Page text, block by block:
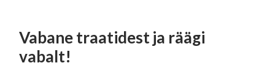
EDASIVabane traatidest ja räägi
vabalt!